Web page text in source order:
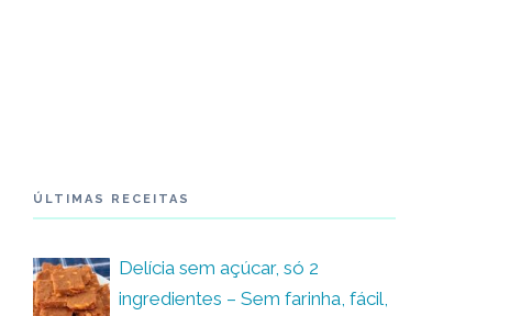
ÚLTIMAS RECEITAS
Delícia sem açúcar, só 2
ingredientes – Sem farinha, fácil,